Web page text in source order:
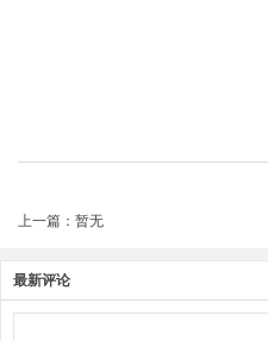
上一篇：暂无
最新评论